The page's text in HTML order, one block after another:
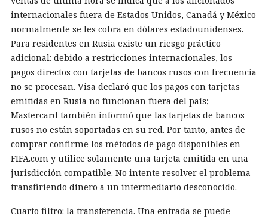
internacionales fuera de Estados Unidos, Canadá y México
normalmente se les cobra en dólares estadounidenses.
Para residentes en Rusia existe un riesgo práctico
adicional: debido a restricciones internacionales, los
pagos directos con tarjetas de bancos rusos con frecuencia
no se procesan. Visa declaró que los pagos con tarjetas
emitidas en Rusia no funcionan fuera del país;
Mastercard también informó que las tarjetas de bancos
rusos no están soportadas en su red. Por tanto, antes de
comprar confirme los métodos de pago disponibles en
FIFA.com y utilice solamente una tarjeta emitida en una
jurisdicción compatible. No intente resolver el problema
transfiriendo dinero a un intermediario desconocido.
Cuarto filtro: la transferencia. Una entrada se puede